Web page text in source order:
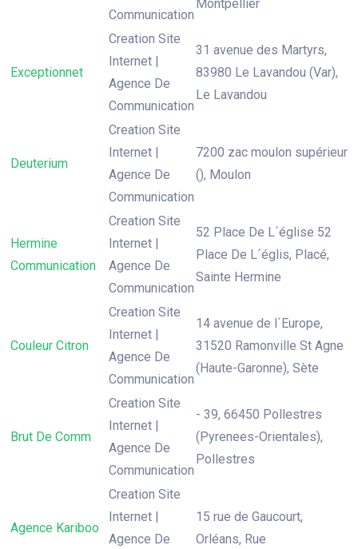
Communication
Montpellier
Exceptionnet
Creation Site
Internet |
Agence De
Communication
31 avenue des Martyrs,
83980 Le Lavandou (Var),
Le Lavandou
Deuterium
Creation Site
Internet |
Agence De
Communication
7200 zac moulon supérieur
(), Moulon
Hermine
Communication
Creation Site
Internet |
Agence De
Communication
52 Place De L´église 52
Place De L´églis, Placé,
Sainte Hermine
Couleur Citron
Creation Site
Internet |
Agence De
Communication
14 avenue de l´Europe,
31520 Ramonville St Agne
(Haute-Garonne), Sète
Brut De Comm
Creation Site
Internet |
Agence De
Communication
- 39, 66450 Pollestres
(Pyrenees-Orientales),
Pollestres
Agence Kariboo
Creation Site
Internet |
Agence De
15 rue de Gaucourt,
Orléans, Rue